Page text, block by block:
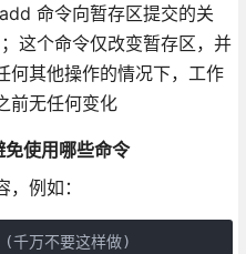
命令向暂存区提交的关
这个命令仅改变暂存区，并
何其他操作的情况下，工作
前无任何变化
使用哪些命令
例如：
万不要这样做)